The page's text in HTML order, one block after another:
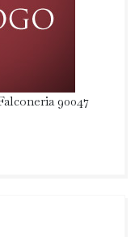
90047